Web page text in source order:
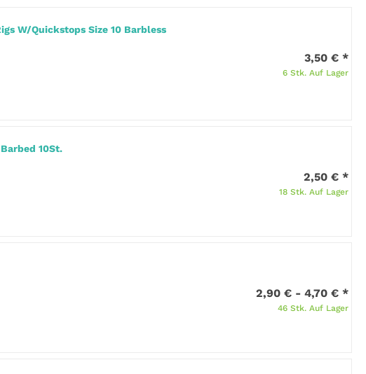
W/Quickstops Size 10 Barbless
3,50 € *
6 Stk. Auf Lager
10St.
2,50 € *
18 Stk. Auf Lager
2,90 € - 4,70 € *
46 Stk. Auf Lager